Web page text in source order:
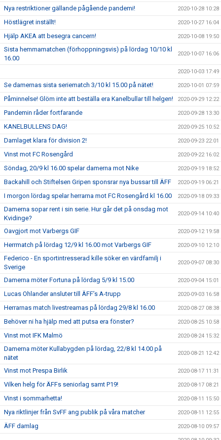
Nya restriktioner gällande pågående pandemi! 2020-10-28 10:28
Höstlägret inställt! 2020-10-27 16:04
Hjälp AKEA att besegra cancern! 2020-10-08 19:50
Sista hemmamatchen (förhoppningsvis) på lördag 10/10 kl
16.00
2020-10-07 16:06
2020-10-03 17:49
Se damernas sista seriematch 3/10 kl 15.00 på nätet! 2020-10-01 07:59
Påminnelse! Glöm inte att beställa era Kanelbullar till helgen! 2020-09-29 12:22
Pandemin råder fortfarande 2020-09-28 13:30
KANELBULLENS DAG! 2020-09-25 10:52
Damlaget klara för division 2! 2020-09-23 22:01
Vinst mot FC Rosengård 2020-09-22 16:02
Söndag, 20/9 kl 16.00 spelar damerna mot Nike 2020-09-19 18:52
Backahill och Stiftelsen Gripen sponsrar nya bussar till ÄFF 2020-09-19 06:21
I morgon lördag spelar herrarna mot FC Rosengård kl 16.00 2020-09-18 09:33
Damerna sopar rent i sin serie. Hur går det på onsdag mot
Kvidinge?
2020-09-14 10:40
Oavgjort mot Varbergs GIF 2020-09-12 19:58
Herrmatch på lördag 12/9 kl 16.00 mot Varbergs GIF 2020-09-10 12:10
Federico - En sportintresserad kille söker en värdfamilj i
Sverige
2020-09-07 08:30
Damerna möter Fortuna på lördag 5/9 kl 15.00 2020-09-04 15:01
Lucas Ohlander ansluter till ÄFF’s A-trupp 2020-09-03 16:58
Herrarnas match livestreamas på lördag 29/8 kl 16.00 2020-08-27 08:38
Behöver ni ha hjälp med att putsa era fönster? 2020-08-25 10:58
Vinst mot IFK Malmö 2020-08-24 15:32
Damerna möter Kullabygden på lördag, 22/8 kl 14.00 på
nätet
2020-08-21 12:42
Vinst mot Prespa Birlik 2020-08-17 11:31
Vilken helg för ÄFFs seniorlag samt P19! 2020-08-17 08:21
Vinst i sommarhetta! 2020-08-11 15:50
Nya riktlinjer från SvFF ang publik på våra matcher 2020-08-11 12:55
ÄFF damlag 2020-08-10 09:57